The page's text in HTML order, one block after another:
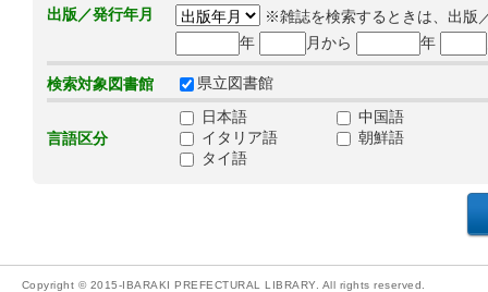
出版／発行年月
※雑誌を検索するときは、出版
年
月から 年
検索対象図書館 県立図書館
言語区分
日本語
中国語
イタリア語
朝鮮語
タイ語
Copyright © 2015-IBARAKI PREFECTURAL LIBRARY. All rights reserved.